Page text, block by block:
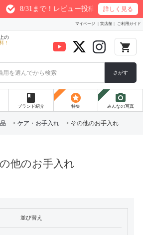
8/31まで！レビュー投稿1件につき最大
詳しく見る
マイページ 実店舗 ご利用ガイド
の
！ local_grocery_store
さがす
book
ブランド紹介
stars
特集
photo_camera
みんなの写真
ケア・お手入れ その他のお手入れ
他のお手入れ
並び替え